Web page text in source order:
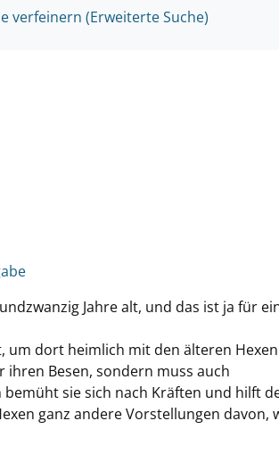
verfeinern (Erweiterte Suche)
Jahre alt, und das ist ja für
um dort heimlich mit den älteren
Besen, sondern muss auch
sie sich nach Kräften und hilft
ganz andere Vorstellungen davon,